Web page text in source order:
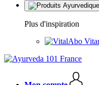
Plus d'inspiration